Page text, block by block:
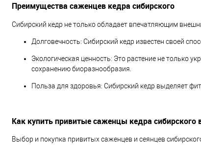
Преимущества саженцев кедра сибирского
Сибирский кедр не только обладает впечатляющим
Долговечность: Сибирский кедр известен своей
Экологическая ценность: Это растение не только
сохранению биоразнообразия.
Польза для здоровья: Сибирский кедр выделяет
Как купить привитые саженцы кедра сибирского
Выбор и покупка привитых саженцев и сеянцев